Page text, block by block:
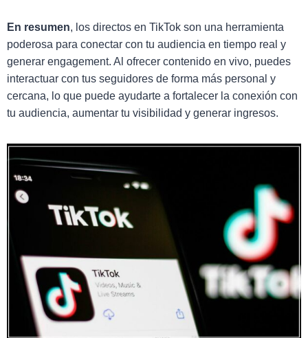
En resumen, los directos en TikTok son una herramienta
poderosa para conectar con tu audiencia en tiempo real y
generar engagement. Al ofrecer contenido en vivo, puedes
interactuar con tus seguidores de forma más personal y
cercana, lo que puede ayudarte a fortalecer la conexión con
tu audiencia, aumentar tu visibilidad y generar ingresos.